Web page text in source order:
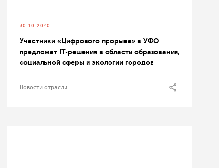
30.10.2020
Участники «Цифрового прорыва» в УФО
предложат IT-решения в области образования,
социальной сферы и экологии городов
Новости отрасли